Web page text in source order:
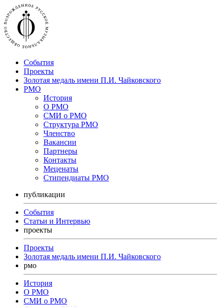
События
Проекты
Золотая медаль имени П.И. Чайковского
РМО
История
О РМО
СМИ о РМО
Структура РМО
Членство
Вакансии
Партнеры
Контакты
Меценаты
Стипендиаты РМО
публикации
События
Статьи и Интервью
проекты
Проекты
Золотая медаль имени П.И. Чайковского
рмо
История
О РМО
СМИ о РМО